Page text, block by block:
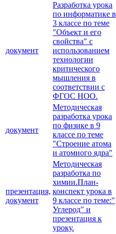
документ
Разработка урока
по информатике в
3 классе по теме
"Объект и его
свойства" с
использованием
технологии
критического
мышления в
соответствии с
ФГОС НОО.
документ
Методическая
разработка урока
по физике в 9
классе по теме
"Строение атома
и атомного ядра"
презентация,
документ
Методическая
разработка по
химии.План-
конспект урока в
9 классе по теме:"
Углерод" и
презентация к
уроку.